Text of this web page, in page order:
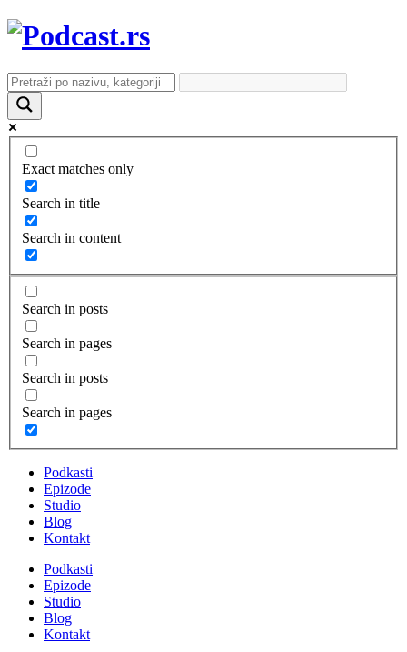
Exact matches only
Search in title
Search in content
Search in posts
Search in pages
Search in posts
Search in pages
Podkasti
Epizode
Studio
Blog
Kontakt
Podkasti
Epizode
Studio
Blog
Kontakt